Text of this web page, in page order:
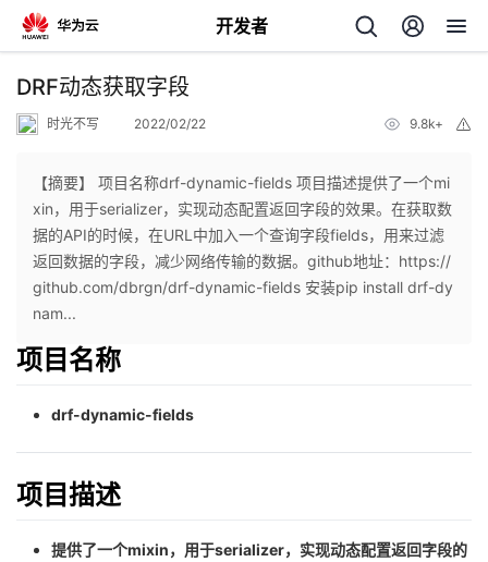
开发者
返
个
人
主
页
我
的
开
DRF动态获取字段
时光不写 2022/02/22 9.8k+
【摘要】 项目名称drf-dynamic-fields 项目描述提供了一个mi
xin，用于serializer，实现动态配置返回字段的效果。在获取数
据的API的时候，在URL中加入一个查询字段fields，用来过滤
返回数据的字段，减少网络传输的数据。github地址：https://
github.com/dbrgn/drf-dynamic-fields 安装pip install drf-dy
nam...
项目名称
drf-dynamic-fields
项目描述
提供了一个mixin，用于serializer，实现动态配置返回字段的